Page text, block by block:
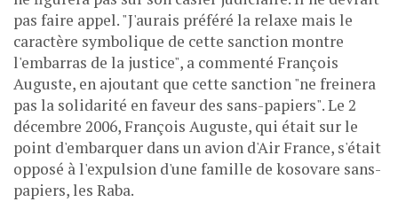
pas faire appel. "J'aurais préféré la relaxe mais le
caractère symbolique de cette sanction montre
l'embarras de la justice", a commenté François
Auguste, en ajoutant que cette sanction "ne freinera
pas la solidarité en faveur des sans-papiers". Le 2
décembre 2006, François Auguste, qui était sur le
point d'embarquer dans un avion d'Air France, s'était
opposé à l'expulsion d'une famille de kosovare sans-
papiers, les Raba.